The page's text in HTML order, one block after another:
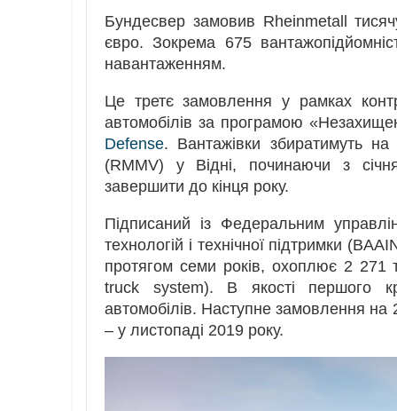
Бундесвер замовив Rheinmetall
євро. Зокрема 675
навантаженням.
Це третє замовлення у рамках
автомобілів за програмою
Defense. Вантажівки збиратимуть
(RMMV) у Відні, починаючи з
завершити до кінця року.
Підписаний із Федеральним
технологій і технічної підтримки
протягом семи років, охоплює 2 271
truck system). В якості першого
автомобілів. Наступне замовлення на
– у листопаді 2019 року.